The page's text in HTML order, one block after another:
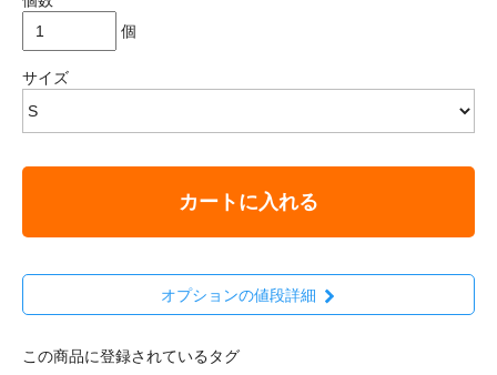
個
サイズ
カートに入れる
オプションの値段詳細
この商品に登録されているタグ